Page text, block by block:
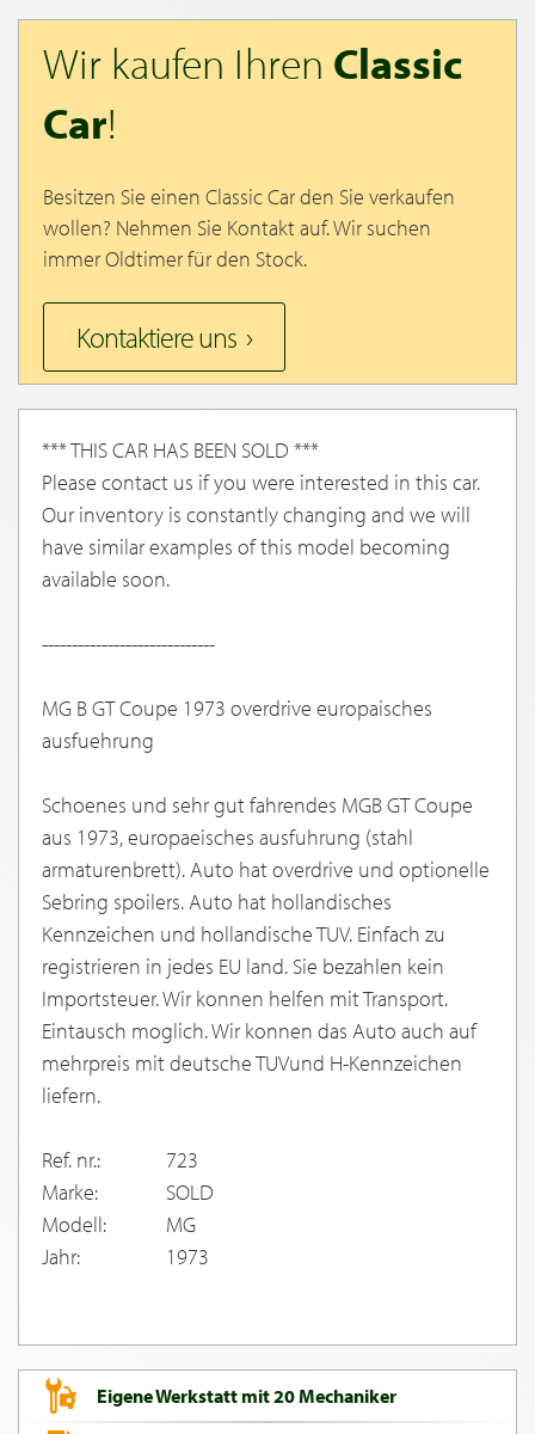
Wir kaufen Ihren Classic
Car!
Besitzen Sie einen Classic Car den Sie verkaufen
wollen? Nehmen Sie Kontakt auf. Wir suchen
immer Oldtimer für den Stock.
Kontaktiere uns
*** THIS CAR HAS BEEN SOLD ***
Please contact us if you were interested in this car.
Our inventory is constantly changing and we will
have similar examples of this model becoming
available soon.
-----------------------------
MG B GT Coupe 1973 overdrive europaisches
ausfuehrung
Schoenes und sehr gut fahrendes MGB GT Coupe
aus 1973, europaeisches ausfuhrung (stahl
armaturenbrett). Auto hat overdrive und optionelle
Sebring spoilers. Auto hat hollandisches
Kennzeichen und hollandische TUV. Einfach zu
registrieren in jedes EU land. Sie bezahlen kein
Importsteuer. Wir konnen helfen mit Transport.
Eintausch moglich. Wir konnen das Auto auch auf
mehrpreis mit deutsche TUVund H-Kennzeichen
liefern.
Ref. nr.:
723
Marke:
SOLD
Modell:
MG
Jahr:
1973
Eigene Werkstatt mit 20 Mechaniker